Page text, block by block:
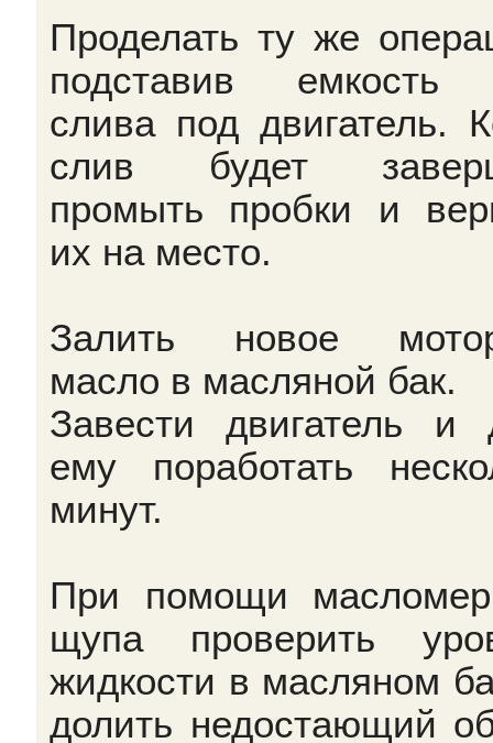
Проделать ту же
подставив емкость
слива под двигатель.
слив будет
промыть пробки и
их на место.
Залить новое
масло в масляной бак.
Завести двигатель и
ему поработать
минут.
При помощи
щупа проверить
жидкости в масляном
долить недостающий